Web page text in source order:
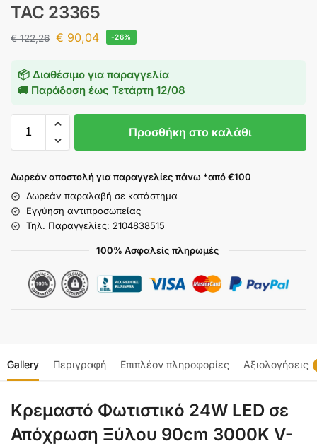
TAC 23365
€122,26 € 90,04 -26%
📦 Διαθέσιμο για παραγγελία
🚚 Παράδοση έως Τετάρτη 12/08
Προσθήκη στο καλάθι
Δωρεάν αποστολή για παραγγελίες πάνω *από €100
Δωρεάν παραλαβή σε κατάστημα
Εγγύηση αντιπροσωπείας
Τηλ. Παραγγελίες: 2104838515
100% Ασφαλείς πληρωμές
Gallery Περιγραφή Επιπλέον πληροφορίες Αξιολογήσεις
Κρεμαστό Φωτιστικό 24W LED σε
Απόχρωση Ξύλου 90cm 3000K V-